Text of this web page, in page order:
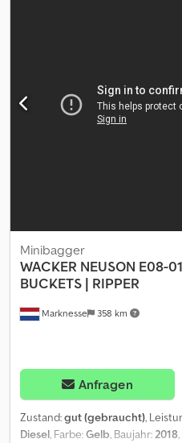
Marknesse 358 km
Minibagger
WACKER NEUSON E08-
BUCKETS | RIPPER
Anfragen
Zustand:gut (gebraucht),
Diesel, Farbe:Gelb, Baujahr:2018